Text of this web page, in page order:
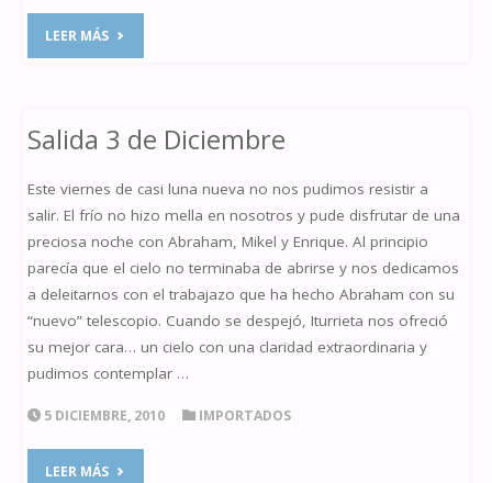
LEER MÁS"PARHELIO
Salida 3 de Diciembre
Este viernes de casi luna nueva no nos pudimos resistir a
salir. El frío no hizo mella en nosotros y pude disfrutar de una
preciosa noche con Abraham, Mikel y Enrique. Al principio
parecía que el cielo no terminaba de abrirse y nos dedicamos
a deleitarnos con el trabajazo que ha hecho Abraham con su
“nuevo” telescopio. Cuando se despejó, Iturrieta nos ofreció
su mejor cara… un cielo con una claridad extraordinaria y
pudimos contemplar …
5 DICIEMBRE, 2010 IMPORTADOS
LEER MÁS"SALIDA